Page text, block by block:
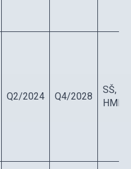
Q2/2024 Q4/2028
SŠ,
HMP